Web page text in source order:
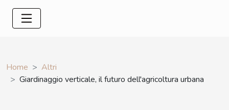
Home
Altri
Giardinaggio verticale, il futuro dell'agricoltura urbana